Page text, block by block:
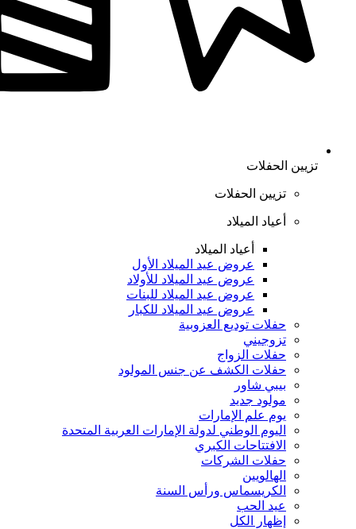
تزيين الحفلات
تزيين الحفلات
أعياد الميلاد
أعياد الميلاد
عروض عيد الميلاد الأول
عروض عيد الميلاد للأولاد
عروض عيد الميلاد للبنات
عروض عيد الميلاد للكبار
حفلات توديع العزوبية
تزوجيني
حفلات الزواج
حفلات الكشف عن جنس المولود
بيبي شاور
مولود جديد
يوم علم الإمارات
اليوم الوطني لدولة الإمارات العربية المتحدة
الافتتاحات الكبري
حفلات الشركات
الهالويين
الكريسماس ورأس السنة
عيد الحب
إظهار الكل